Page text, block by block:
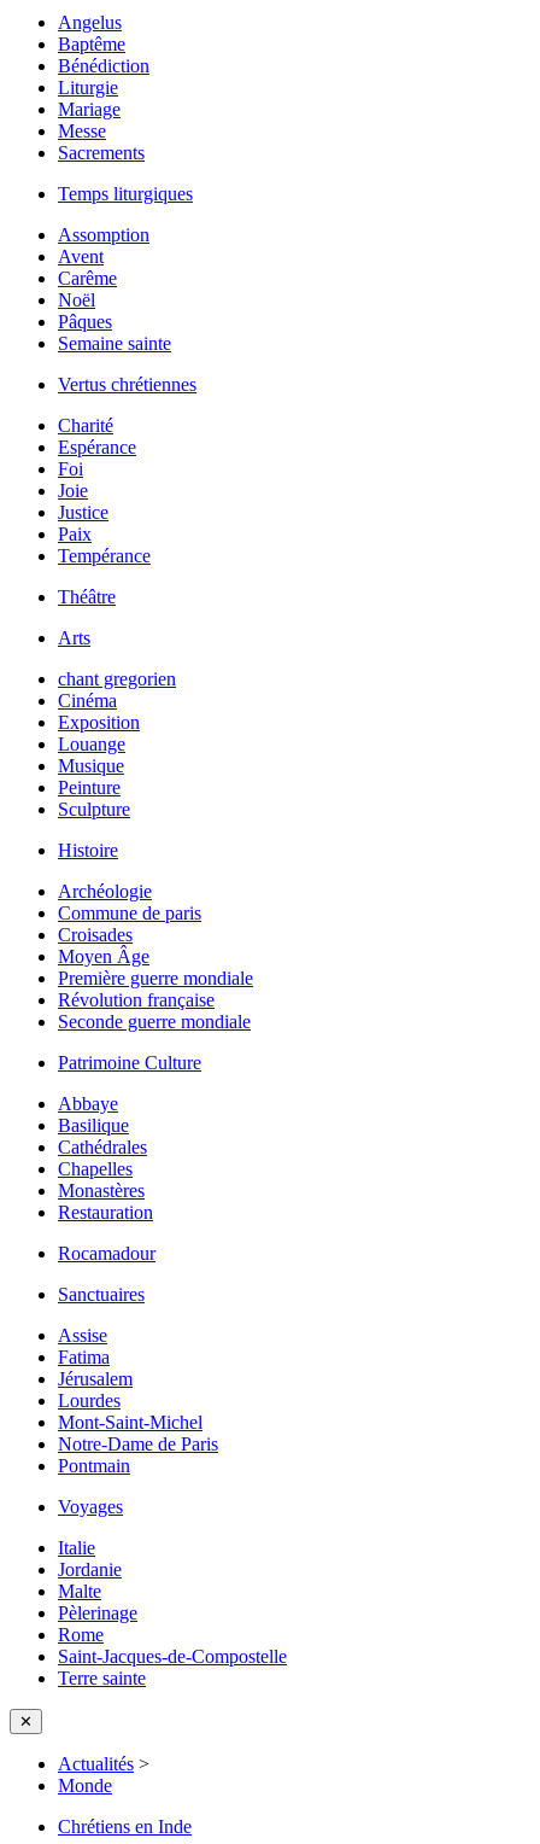
Angelus
Baptême
Bénédiction
Liturgie
Mariage
Messe
Sacrements
Temps liturgiques
Assomption
Avent
Carême
Noël
Pâques
Semaine sainte
Vertus chrétiennes
Charité
Espérance
Foi
Joie
Justice
Paix
Tempérance
Théâtre
Arts
chant gregorien
Cinéma
Exposition
Louange
Musique
Peinture
Sculpture
Histoire
Archéologie
Commune de paris
Croisades
Moyen Âge
Première guerre mondiale
Révolution française
Seconde guerre mondiale
Patrimoine Culture
Abbaye
Basilique
Cathédrales
Chapelles
Monastères
Restauration
Rocamadour
Sanctuaires
Assise
Fatima
Jérusalem
Lourdes
Mont-Saint-Michel
Notre-Dame de Paris
Pontmain
Voyages
Italie
Jordanie
Malte
Pèlerinage
Rome
Saint-Jacques-de-Compostelle
Terre sainte
✕
Actualités >
Monde
Chrétiens en Inde